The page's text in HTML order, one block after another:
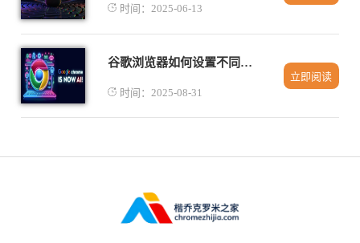
时间：2025-06-13
谷歌浏览器如何设置不同的网站权限
时间：2025-08-31
立即阅读